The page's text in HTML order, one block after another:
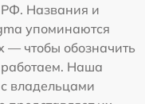
РФ. Названия и
упоминаются
— чтобы обозначить
работаем. Наша
владельцами